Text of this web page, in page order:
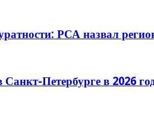
РСА назвал
Петербурге в 2026